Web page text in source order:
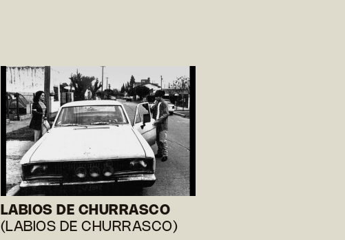
LABIOS DE CHURRASCO
(LABIOS DE CHURRASCO)